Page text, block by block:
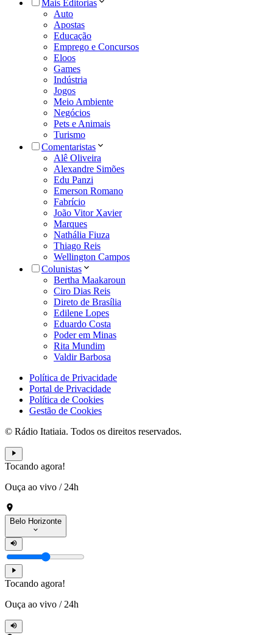
Mais Editorias
Auto
Apostas
Educação
Emprego e Concursos
Eloos
Games
Indústria
Jogos
Meio Ambiente
Negócios
Pets e Animais
Turismo
Comentaristas
Alê Oliveira
Alexandre Simões
Edu Panzi
Emerson Romano
Fabrício
João Vitor Xavier
Marques
Nathália Fiuza
Thiago Reis
Wellington Campos
Colunistas
Bertha Maakaroun
Ciro Dias Reis
Direto de Brasília
Edilene Lopes
Eduardo Costa
Poder em Minas
Rita Mundim
Valdir Barbosa
Política de Privacidade
Portal de Privacidade
Política de Cookies
Gestão de Cookies
© Rádio Itatiaia. Todos os direitos reservados.
Tocando agora!
Ouça ao vivo / 24h
Belo Horizonte
Tocando agora!
Ouça ao vivo / 24h